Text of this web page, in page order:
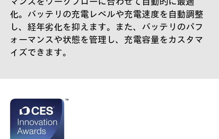
化。バッテリの充電レベルや充電速度を自動調整
し、経年劣化を抑えます。また、バッテリのパフ
ォーマンスや状態を管理し、充電容量をカスタマ
イズできます。